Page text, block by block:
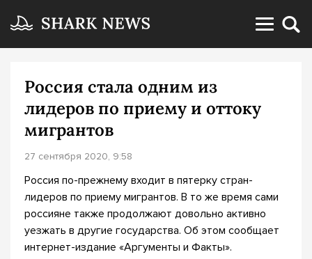
Россия стала одним из
лидеров по приему и оттоку
мигрантов
27 сентября 2020, 9:58
Россия по-прежнему входит в пятерку стран-
лидеров по приему мигрантов. В то же время сами
россияне также продолжают довольно активно
уезжать в другие государства. Об этом сообщает
интернет-издание «Аргументы и Факты».